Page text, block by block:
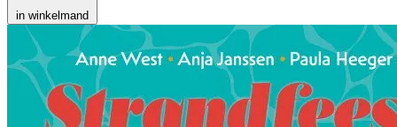
in winkelmand